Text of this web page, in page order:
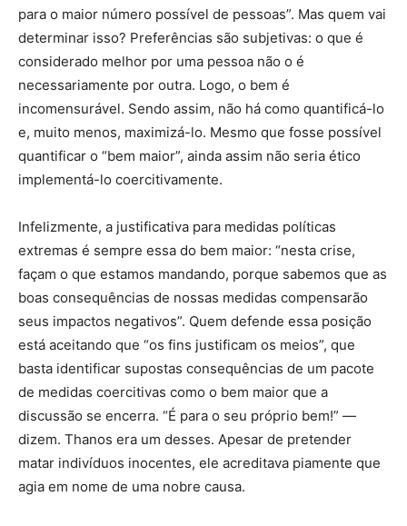
para o maior número possível de pessoas”. Mas quem vai
determinar isso? Preferências são subjetivas: o que é
considerado melhor por uma pessoa não o é
necessariamente por outra. Logo, o bem é
incomensurável. Sendo assim, não há como quantificá-lo
e, muito menos, maximizá-lo. Mesmo que fosse possível
quantificar o “bem maior”, ainda assim não seria ético
implementá-lo coercitivamente.
Infelizmente, a justificativa para medidas políticas
extremas é sempre essa do bem maior: “nesta crise,
façam o que estamos mandando, porque sabemos que as
boas consequências de nossas medidas compensarão
seus impactos negativos”. Quem defende essa posição
está aceitando que “os fins justificam os meios”, que
basta identificar supostas consequências de um pacote
de medidas coercitivas como o bem maior que a
discussão se encerra. “É para o seu próprio bem!” —
dizem. Thanos era um desses. Apesar de pretender
matar indivíduos inocentes, ele acreditava piamente que
agia em nome de uma nobre causa.